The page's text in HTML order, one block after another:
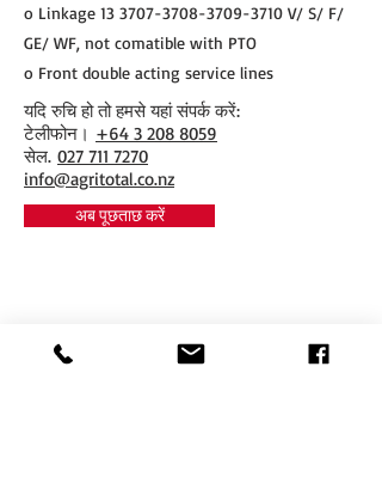
o Linkage 13 3707-3708-3709-3710 V/ S/ F/
GE/ WF, not comatible with PTO
o Front double acting service lines
यदि रुचि हो तो हमसे यहां संपर्क करें:
​टेलीफोन। +64 3 208 8059
सेल. 027 711 7270
info@agritotal.co.nz
अब पूछताछ करें